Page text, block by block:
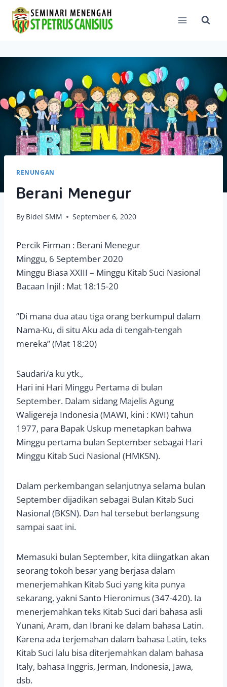
content
RENUNGAN
Berani Menegur
By Bidel SMM September 6, 2020
Percik Firman : Berani Menegur
Minggu, 6 September 2020
Minggu Biasa XXIII – Minggu Kitab Suci Nasional
Bacaan Injil : Mat 18:15-20
”Di mana dua atau tiga orang berkumpul dalam
Nama-Ku, di situ Aku ada di tengah-tengah
mereka” (Mat 18:20)
Saudari/a ku ytk.,
Hari ini Hari Minggu Pertama di bulan
September. Dalam sidang Majelis Agung
Waligereja Indonesia (MAWI, kini : KWI) tahun
1977, para Bapak Uskup menetapkan bahwa
Minggu pertama bulan September sebagai Hari
Minggu Kitab Suci Nasional (HMKSN).
Dalam perkembangan selanjutnya selama bulan
September dijadikan sebagai Bulan Kitab Suci
Nasional (BKSN). Dan hal tersebut berlangsung
sampai saat ini.
Memasuki bulan September, kita diingatkan akan
seorang tokoh besar yang berjasa dalam
menerjemahkan Kitab Suci yang kita punya
sekarang, yakni Santo Hieronimus (347-420). Ia
menerjemahkan teks Kitab Suci dari bahasa asli
Yunani, Aram, dan Ibrani ke dalam bahasa Latin.
Karena ada terjemahan dalam bahasa Latin, teks
Kitab Suci lalu bisa diterjemahkan dalam bahasa
Italy, bahasa Inggris, Jerman, Indonesia, Jawa,
dsb.